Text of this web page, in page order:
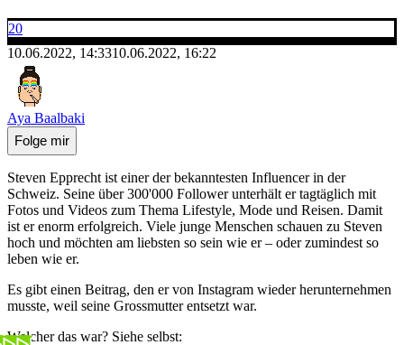
20
10.06.2022, 14:3310.06.2022, 16:22
Aya Baalbaki
Folge mir
Steven Epprecht ist einer der bekanntesten Influencer in der
Schweiz. Seine über 300'000 Follower unterhält er tagtäglich mit
Fotos und Videos zum Thema Lifestyle, Mode und Reisen. Damit
ist er enorm erfolgreich. Viele junge Menschen schauen zu Steven
hoch und möchten am liebsten so sein wie er – oder zumindest so
leben wie er.
Es gibt einen Beitrag, den er von Instagram wieder herunternehmen
musste, weil seine Grossmutter entsetzt war.
Welcher das war? Siehe selbst: